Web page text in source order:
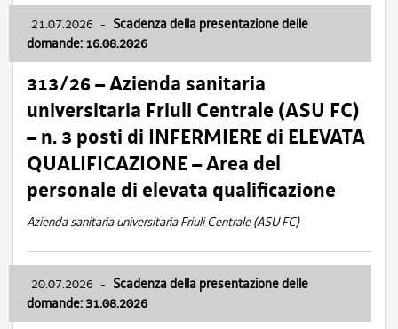
21.07.2026 - Scadenza della presentazione delle
domande: 16.08.2026
313/26 – Azienda sanitaria
universitaria Friuli Centrale (ASU FC)
– n. 3 posti di INFERMIERE di ELEVATA
QUALIFICAZIONE – Area del
personale di elevata qualificazione
Azienda sanitaria universitaria Friuli Centrale (ASU FC)
20.07.2026 - Scadenza della presentazione delle
domande: 31.08.2026